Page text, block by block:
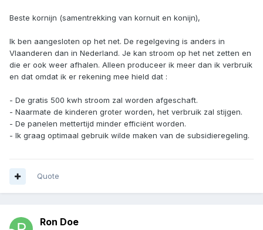
Beste kornijn (samentrekking van kornuit en konijn),
Ik ben aangesloten op het net. De regelgeving is anders in
Vlaanderen dan in Nederland. Je kan stroom op het net zetten en
die er ook weer afhalen. Alleen produceer ik meer dan ik verbruik
en dat omdat ik er rekening mee hield dat :
- De gratis 500 kwh stroom zal worden afgeschaft.
- Naarmate de kinderen groter worden, het verbruik zal stijgen.
- De panelen mettertijd minder efficiënt worden.
- Ik graag optimaal gebruik wilde maken van de subsidieregeling.
Quote
Ron Doe